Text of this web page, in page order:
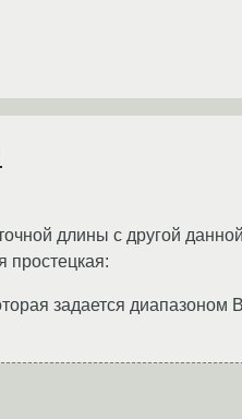
длины с другой
простецкая:
задается диапазоном